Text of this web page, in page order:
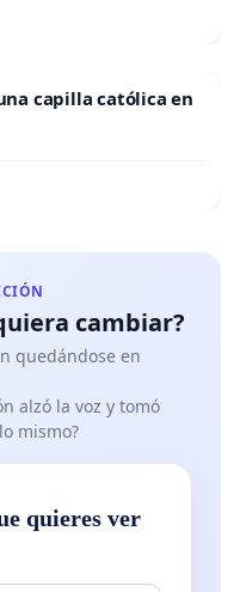
capilla católica en
cambiar?
quedándose en
alzó la voz y tomó
mismo?
quieres ver